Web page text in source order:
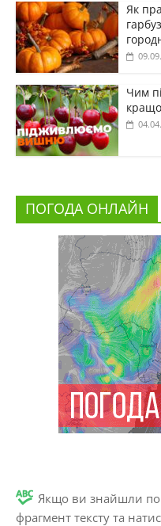
Як
Чим
ПОГОДА ОНЛАЙН
Якщо ви знайшли
фрагмент тексту та